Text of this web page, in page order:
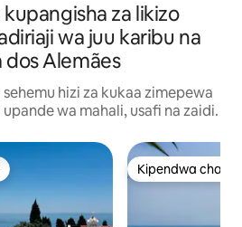
za likizo
wa juu karibu na
dos Alemães
hizi za kukaa zimepewa
wa mahali, usafi na zaidi.
Kipendwa cha
Kipendwa cha